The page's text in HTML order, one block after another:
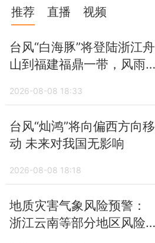
推荐 直播 视频
台风“白海豚”将登陆浙江舟
山到福建福鼎一带，风雨
带来强降雨
2026-08-08 18:33
台风“灿鸿”将向偏西方向移
动 未来对我国无影响
2026-08-08 18:18
地质灾害气象风险预警：
浙江云南等部分地区风险